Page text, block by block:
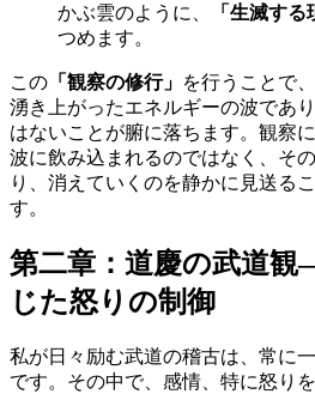
かぶ雲のように、
「生滅する
つめます。
この 「観察の修行」 を行うことで
湧き上がったエネルギーの波であ
はないことが腑に落ちます。観察
波に飲み込まれるのではなく、そ
り、消えていくのを静かに見送る
す。
第二章：道慶の武道
じた怒りの制御
私が日々励む武道の稽古は、常に
です。その中で、感情、特に怒り